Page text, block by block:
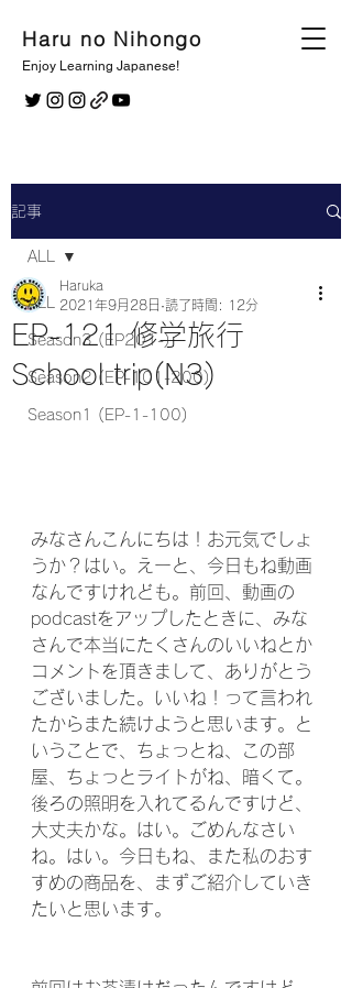
Haru no Nihongo
Enjoy Learning Japanese!
記事
ALL
Season3 (EP201-)
Season2 (EP-101-200)
Season1 (EP-1-100)
ALL
EP-121 修学旅行
School trip(N3)
Haruka
2021年9月28日 読了時間: 12分
みなさんこんにちは！お元気でしょ
うか？はい。えーと、今日もね動画
なんですけれども。前回、動画の
podcastをアップしたときに、みな
さんで本当にたくさんのいいねとか
コメントを頂きまして、ありがとう
ございました。いいね！って言われ
たからまた続けようと思います。と
いうことで、ちょっとね、この部
屋、ちょっとライトがね、暗くて。
後ろの照明を入れてるんですけど、
大丈夫かな。はい。ごめんなさい
ね。はい。今日もね、また私のおす
すめの商品を、まずご紹介していき
たいと思います。